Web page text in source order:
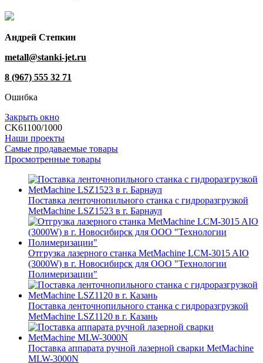
Андрей Степкин
metall@stanki-jet.ru
8 (967) 555 32 71
Ошибка
Закрыть окно
CK61100/1000
Наши проекты
Самые продаваемые товары
Просмотренные товары
Поставка ленточнопильного станка c гидроразгрузкой
MetMachine LSZ1523 в г. Барнаул
Отгрузка лазерного станка MetMachine LCM-3015 AIO
(3000W) в г. Новосибирск для ООО "Технологии
Полимеризации"
Поставка ленточнопильного станка c гидроразгрузкой
MetMachine LSZ1120 в г. Казань
Поставка аппарата ручной лазерной сварки MetMachine
MLW-3000N